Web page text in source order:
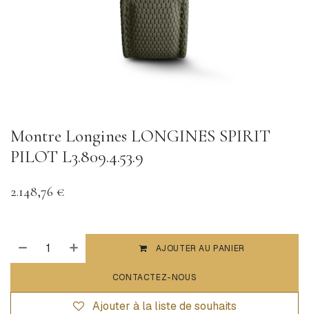
Montre Longines LONGINES SPIRIT
PILOT L3.809.4.53.9
2.148,76 €
AJOUTER AU PANIER
CONTACTEZ-NOUS
Ajouter à la liste de souhaits